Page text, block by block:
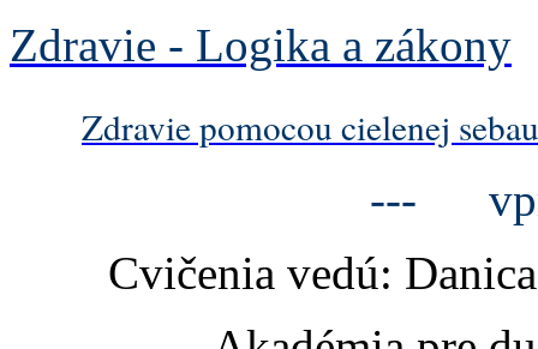
Zdravie - Logika a zákony
Zdravie pomocou cielenej
---
Cvičenia vedú: